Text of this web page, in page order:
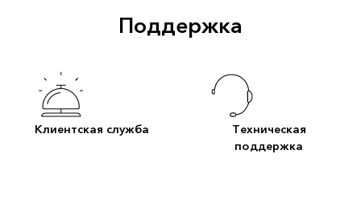
Поддержка
Клиентская служба
Техническая
поддержка